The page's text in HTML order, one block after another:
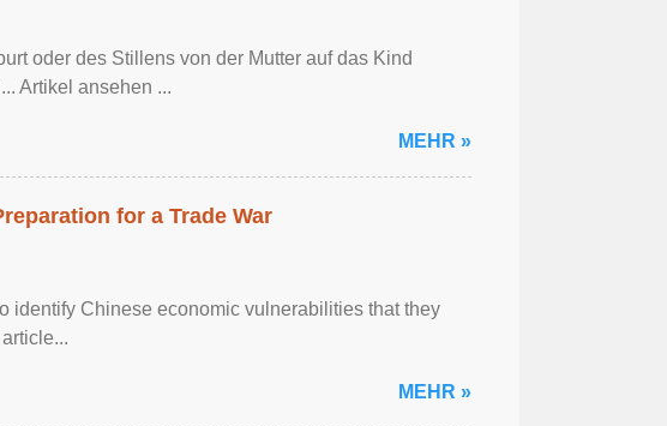
oder des Stillens von der Mutter auf das Kind
Artikel ansehen ...
MEHR »
for a Trade War
identify Chinese economic vulnerabilities that they
MEHR »